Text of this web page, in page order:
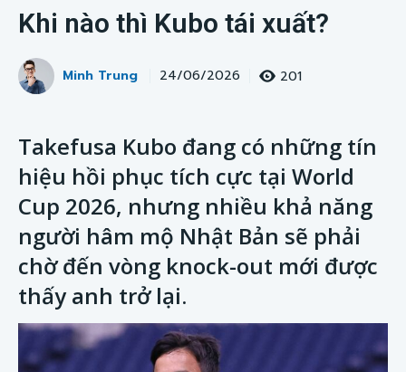
Khi nào thì Kubo tái xuất?
Minh Trung 24/06/2026 201
Takefusa Kubo đang có những tín
hiệu hồi phục tích cực tại World
Cup 2026, nhưng nhiều khả năng
người hâm mộ Nhật Bản sẽ phải
chờ đến vòng knock-out mới được
thấy anh trở lại.